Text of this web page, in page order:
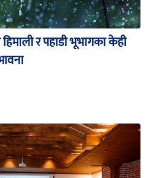
र पहाडी भूभागका केही